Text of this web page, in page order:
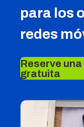
para los
redes
Reserve
gratuita